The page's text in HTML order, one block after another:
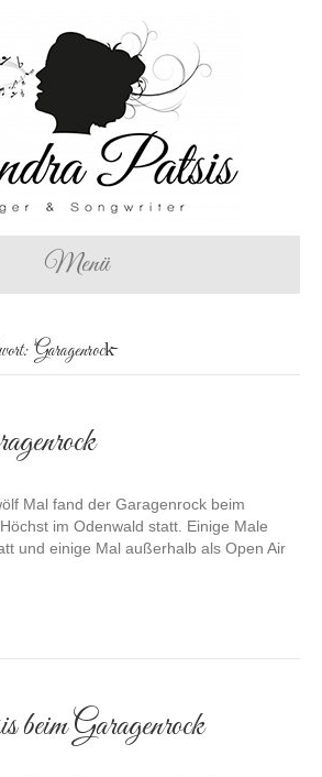
Menü
‘Garagenrock̵
Mal fand der Garagenrock beim
im Odenwald statt. Einige Male
und einige Mal außerhalb als Open Air
Garagenrock